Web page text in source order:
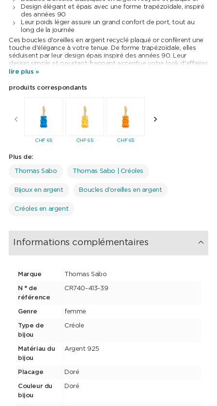
Design élégant et épais avec une forme trapézoïdale, inspiré
des années 90
Leur poids léger assure un grand confort de port, tout au
long de la journée
Ces boucles d'oreilles en argent recyclé plaqué or confèrent une
touche d'élégance à votre tenue. De forme trapézoïdale, elles
séduisent par leur design épais inspiré des années 90. Leur
design simple et pourtant frappant accentue votre look d'affaires
ainsi que votre tenue de soirée. Comme elles sont très légères,
lire plus »
produits correspondants
CHF65 CHF65 CHF65
Plus de:
Thomas Sabo Thomas Sabo | Créoles
Bijoux en argent Boucles d'oreilles en argent
Créoles en argent
Informations complémentaires
Marque Thomas Sabo
N ° de
référence
CR740-413-39
Genre femme
Type de
bijou
Créole
Matériau du
bijou
Argent 925
Placage Doré
Couleur du
bijou
Doré